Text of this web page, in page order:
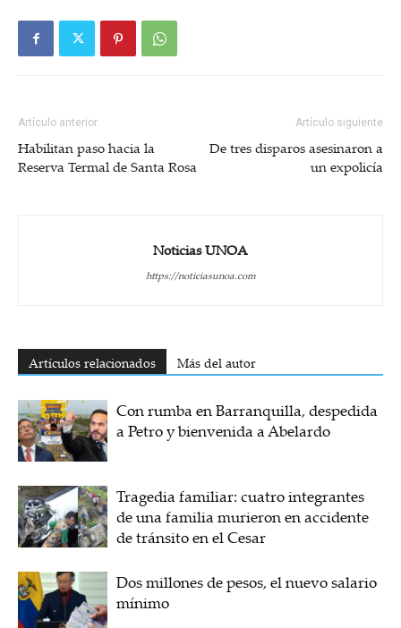
Artículo anterior
Habilitan paso hacia la
Reserva Termal de Santa Rosa
Artículo siguiente
De tres disparos asesinaron a
un expolicía
Noticias UNOA
https://noticiasunoa.com
Artículos relacionados Más del autor
Con rumba en Barranquilla, despedida
a Petro y bienvenida a Abelardo
Tragedia familiar: cuatro integrantes
de una familia murieron en accidente
de tránsito en el Cesar
Dos millones de pesos, el nuevo salario
mínimo